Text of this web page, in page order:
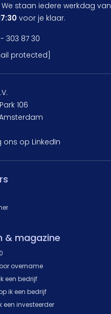
staan iedere werkdag van
voor je klaar.
303 87 30
protected]
106
ons op LinkedIn
& magazine
overname
een bedrijf
ik een bedrijf
een investeerder